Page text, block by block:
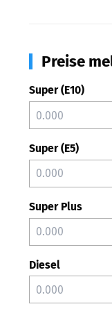
Preise
Super (E10)
Super (E5)
Super Plus
Diesel